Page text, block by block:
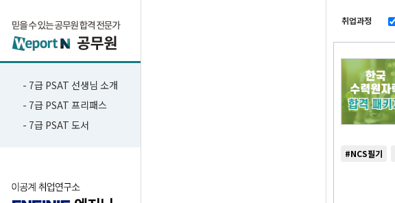
- 7급 PSAT 선생님 소개
- 7급 PSAT 프리패스
- 7급 PSAT 도서
취업과정
#NCS필기